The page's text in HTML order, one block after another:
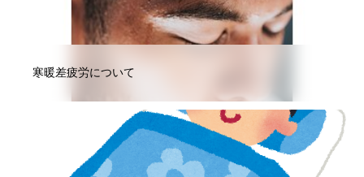
寒暖差疲労について